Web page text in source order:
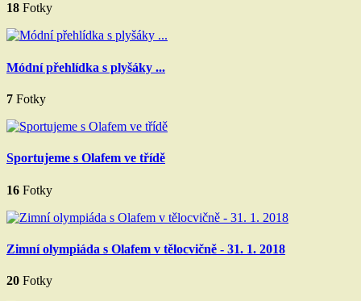
18 Fotky
Módní přehlídka s plyšáky ...
7 Fotky
Sportujeme s Olafem ve třídě
16 Fotky
Zimní olympiáda s Olafem v tělocvičně - 31. 1. 2018
20 Fotky